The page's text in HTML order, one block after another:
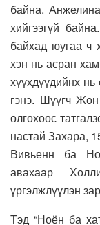
байна.
хийгээгүй
байхад юугаа ч
хэн нь асран
хүүхдүүдийнх
гэнэ. Шүүгч
олгохоос
настай Захара,
Вивьенн ба
авахаар
үргэлжлүүлэн
Тэд “Ноён ба